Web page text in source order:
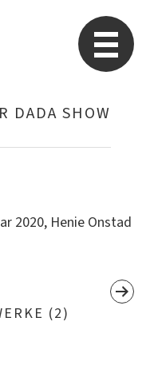
DADA SHOW
2020, Henie Onstad
(2)